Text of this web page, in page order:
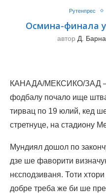
Рутенпрес
Осмина-финала
автор Д. Барна
КАНАДА/МЕКСИКО/ЗАД –
фодбалу почало ище
тирвац по 19 юлий, кед
стретнуце, на стадиону
Мундиял дошол по
дзе ше фаворити
нєсподзиваня. Тоти
добре треба же би ше